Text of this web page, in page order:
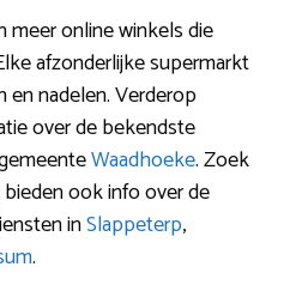
meer online winkels die
afzonderlijke supermarkt
nadelen. Verderop
over de bekendste
Waadhoeke. Zoek
ook info over de
inSlappeterp,
.